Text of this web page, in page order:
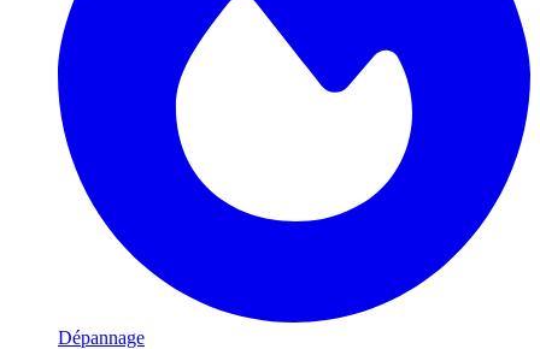
Dépannage